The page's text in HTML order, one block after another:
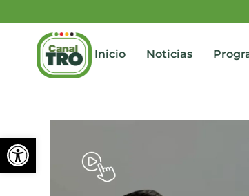
Abrir barra de
Inicio Noticias